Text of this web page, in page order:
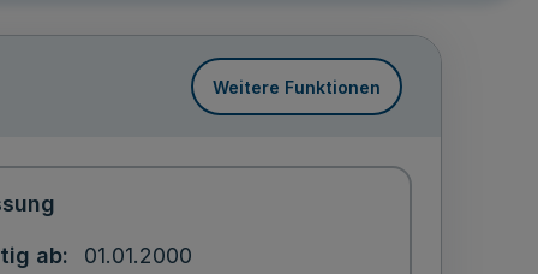
Weitere Funktionen
ab
01.01.2000